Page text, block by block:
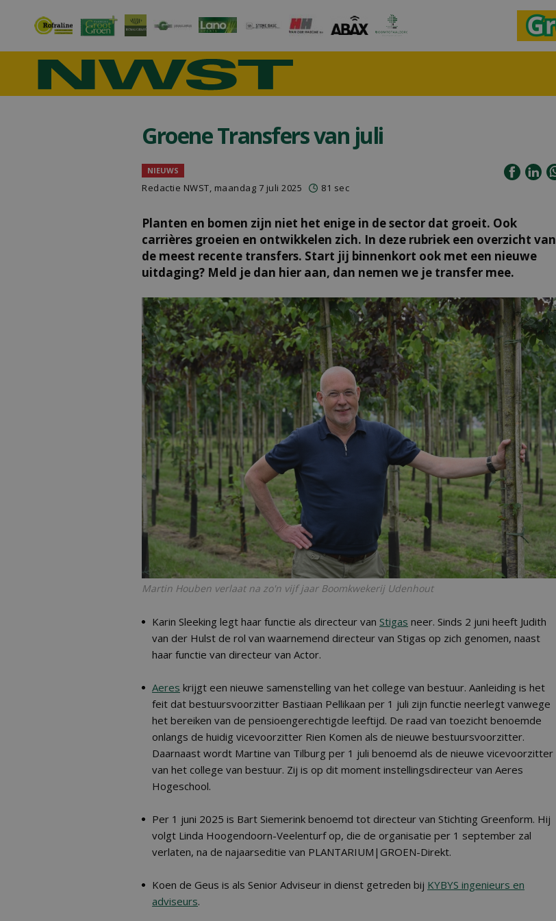
Groene Transfers van juli
NIEUWS
Redactie NWST, maandag 7 juli 2025 81 sec
Planten en bomen zijn niet het enige in de sector dat groeit. Ook
carrières groeien en ontwikkelen zich. In deze rubriek een overzicht van
de meest recente transfers. Start jij binnenkort ook met een nieuwe
uitdaging? Meld je dan hier aan, dan nemen we je transfer mee.
Martin Houben verlaat na zo'n vijf jaar Boomkwekerij Udenhout
Karin Sleeking legt haar functie als directeur van Stigas neer. Sinds 2 juni heeft Judith
van der Hulst de rol van waarnemend directeur van Stigas op zich genomen, naast
haar functie van directeur van Actor.
Aeres krijgt een nieuwe samenstelling van het college van bestuur. Aanleiding is het
feit dat bestuursvoorzitter Bastiaan Pellikaan per 1 juli zijn functie neerlegt vanwege
het bereiken van de pensioengerechtigde leeftijd. De raad van toezicht benoemde
onlangs de huidig vicevoorzitter Rien Komen als de nieuwe bestuursvoorzitter.
Daarnaast wordt Martine van Tilburg per 1 juli benoemd als de nieuwe vicevoorzitter
van het college van bestuur. Zij is op dit moment instellingsdirecteur van Aeres
Hogeschool.
Per 1 juni 2025 is Bart Siemerink benoemd tot directeur van Stichting Greenform. Hij
volgt Linda Hoogendoorn-Veelenturf op, die de organisatie per 1 september zal
verlaten, na de najaarseditie van PLANTARIUM|GROEN-Direkt.
Koen de Geus is als Senior Adviseur in dienst getreden bij KYBYS ingenieurs en
adviseurs.